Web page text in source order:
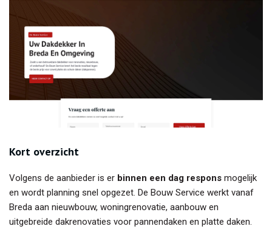
Kort overzicht
Volgens de aanbieder is er binnen een dag respons mogelijk
en wordt planning snel opgezet. De Bouw Service werkt vanaf
Breda aan nieuwbouw, woningrenovatie, aanbouw en
uitgebreide dakrenovaties voor pannendaken en platte daken.